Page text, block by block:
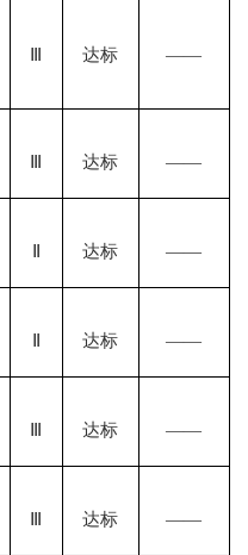
达标 ——
达标 ——
达标 ——
达标 ——
达标 ——
达标 ——